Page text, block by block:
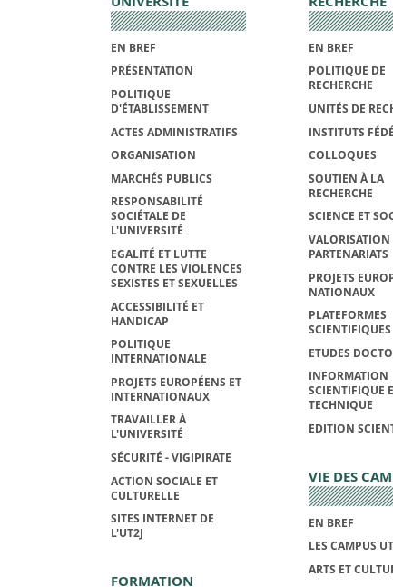
EN BREF
PRÉSENTATION
POLITIQUE
D'ÉTABLISSEMENT
ACTES ADMINISTRATIFS
ORGANISATION
MARCHÉS PUBLICS
RESPONSABILITÉ
SOCIÉTALE DE
L'UNIVERSITÉ
EGALITÉ ET LUTTE
CONTRE LES VIOLENCES
SEXISTES ET SEXUELLES
ACCESSIBILITÉ ET
HANDICAP
POLITIQUE
INTERNATIONALE
PROJETS EUROPÉENS ET
INTERNATIONAUX
TRAVAILLER À
L'UNIVERSITÉ
SÉCURITÉ - VIGIPIRATE
ACTION SOCIALE ET
CULTURELLE
SITES INTERNET DE
L'UT2J
FORMATION
EN BREF
POLITIQUE DE
RECHERCHE
UNITÉS DE
INSTITUTS
COLLOQUES
SOUTIEN À LA
RECHERCHE
SCIENCE ET
VALORISATION
PARTENARIATS
PROJETS
NATIONAUX
PLATEFORMES
SCIENTIFIQUES
ETUDES
INFORMATION
SCIENTIFIQUE
TECHNIQUE
EDITION
VIE DES
EN BREF
LES CAMPUS
ARTS ET